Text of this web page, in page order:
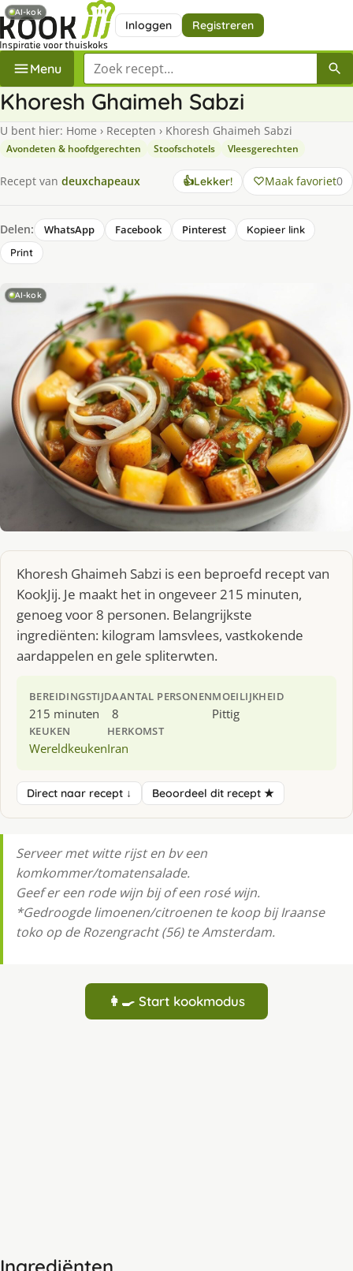
Inloggen Registreren
Menu Zoek een recept
Khoresh Ghaimeh Sabzi
U bent hier: Home › Recepten › Khoresh Ghaimeh Sabzi
Avondeten & hoofdgerechten Stoofschotels Vleesgerechten
Recept van deuxchapeaux 👍Lekker! Maak favoriet0
Delen: WhatsApp Facebook Pinterest
Kopieer link
Print
AI-kok
Khoresh Ghaimeh Sabzi is een beproefd recept van
KookJij. Je maakt het in ongeveer 215 minuten,
genoeg voor 8 personen. Belangrijkste
ingrediënten: kilogram lamsvlees, vastkokende
aardappelen en gele spliterwten.
BEREIDINGSTIJD
215 minuten
AANTAL PERSONEN
8
MOEILIJKHEID
Pittig
KEUKEN
Wereldkeuken
HERKOMST
Iran
Direct naar recept ↓ Beoordeel dit recept ★
Serveer met witte rijst en bv een
komkommer/tomatensalade.
Geef er een rode wijn bij of een rosé wijn.
*Gedroogde limoenen/citroenen te koop bij Iraanse
toko op de Rozengracht (56) te Amsterdam.
👩‍🍳 Start kookmodus
Ingrediënten
AI-kok